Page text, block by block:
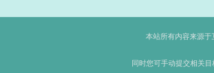
本站所有内容来源
同时您可手动提交相关